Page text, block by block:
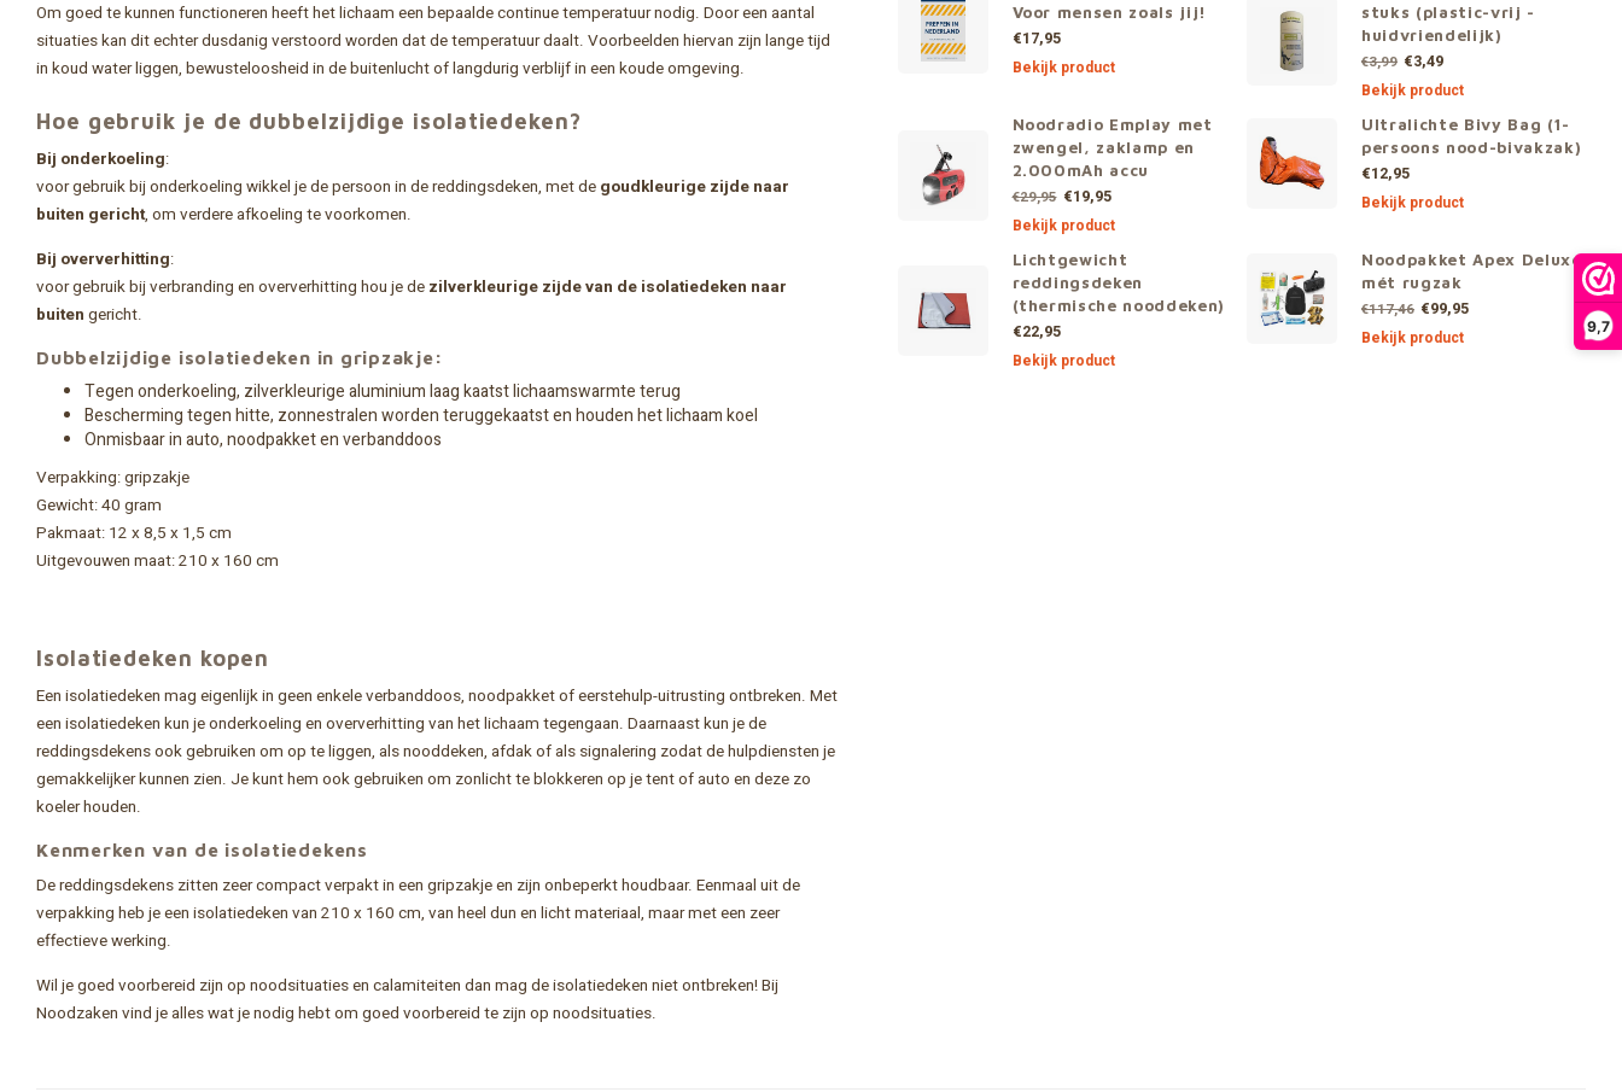
9,7
Om goed te kunnen functioneren heeft het lichaam een bepaalde continue temperatuur nodig. Door een aantal
situaties kan dit echter dusdanig verstoord worden dat de temperatuur daalt. Voorbeelden hiervan zijn lange tijd
in koud water liggen, bewusteloosheid in de buitenlucht of langdurig verblijf in een koude omgeving.
Hoe gebruik je de dubbelzijdige isolatiedeken?
Bij onderkoeling:
voor gebruik bij onderkoeling wikkel je de persoon in de reddingsdeken, met de goudkleurige zijde naar
buiten gericht, om verdere afkoeling te voorkomen.
Bij oververhitting:
voor gebruik bij verbranding en oververhitting hou je de zilverkleurige zijde van de isolatiedeken naar
buiten gericht.
Dubbelzijdige isolatiedeken in gripzakje:
Tegen onderkoeling, zilverkleurige aluminium laag kaatst lichaamswarmte terug
Bescherming tegen hitte, zonnestralen worden teruggekaatst en houden het lichaam koel
Onmisbaar in auto, noodpakket en verbanddoos
Verpakking: gripzakje
Gewicht: 40 gram
Pakmaat: 12 x 8,5 x 1,5 cm
Uitgevouwen maat: 210 x 160 cm
Isolatiedeken kopen
Een isolatiedeken mag eigenlijk in geen enkele verbanddoos, noodpakket of eerstehulp-uitrusting ontbreken. Met
een isolatiedeken kun je onderkoeling en oververhitting van het lichaam tegengaan. Daarnaast kun je de
reddingsdekens ook gebruiken om op te liggen, als nooddeken, afdak of als signalering zodat de hulpdiensten je
gemakkelijker kunnen zien. Je kunt hem ook gebruiken om zonlicht te blokkeren op je tent of auto en deze zo
koeler houden.
Kenmerken van de isolatiedekens
De reddingsdekens zitten zeer compact verpakt in een gripzakje en zijn onbeperkt houdbaar. Eenmaal uit de
verpakking heb je een isolatiedeken van 210 x 160 cm, van heel dun en licht materiaal, maar met een zeer
effectieve werking.
Wil je goed voorbereid zijn op noodsituaties en calamiteiten dan mag de isolatiedeken niet ontbreken! Bij
Noodzaken vind je alles wat je nodig hebt om goed voorbereid te zijn op noodsituaties.
Voor mensen zoals jij!
€17,95
Bekijk product
stuks (plastic-vrij -
huidvriendelijk)
€3,99 €3,49
Bekijk product
Noodradio Emplay met
zwengel, zaklamp en
2.000mAh accu
€29,95 €19,95
Bekijk product
Ultralichte Bivy Bag (1-
persoons nood-bivakzak)
€12,95
Bekijk product
Lichtgewicht
reddingsdeken
(thermische nooddeken)
€22,95
Bekijk product
Noodpakket Apex Deluxe
mét rugzak
€117,46 €99,95
Bekijk product